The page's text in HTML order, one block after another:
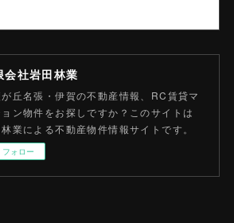
会社岩田林業
丘名張・伊賀の不動産情報、RC賃貸マ
ン物件をお探しですか？このサイトは
業による不動産物件情報サイトです。
フォロー